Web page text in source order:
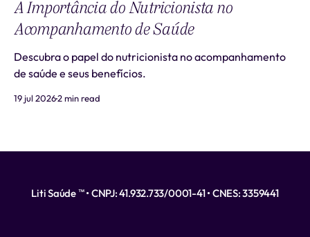
A Importância do Nutricionista no
Acompanhamento de Saúde
Descubra o papel do nutricionista no acompanhamento
de saúde e seus benefícios.
19 jul 20262 min read
Liti Saúde ™ • CNPJ: 41.932.733/0001-41 • CNES: 3359441